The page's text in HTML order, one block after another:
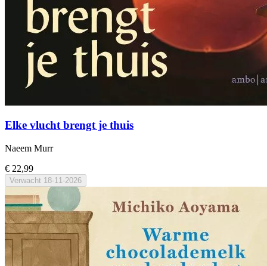
Elke vlucht brengt je thuis
Naeem Murr
€ 22,99
Verwacht 18-11-2026